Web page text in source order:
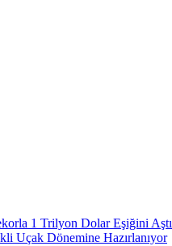
1 Trilyon Dolar Eşiğini Aştı
Uçak Dönemine Hazırlanıyor